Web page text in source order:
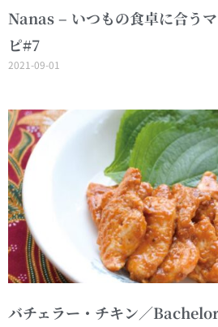
Nanas – いつもの食卓に合う
ピ#7
2021-09-01
バチェラー・チキン／